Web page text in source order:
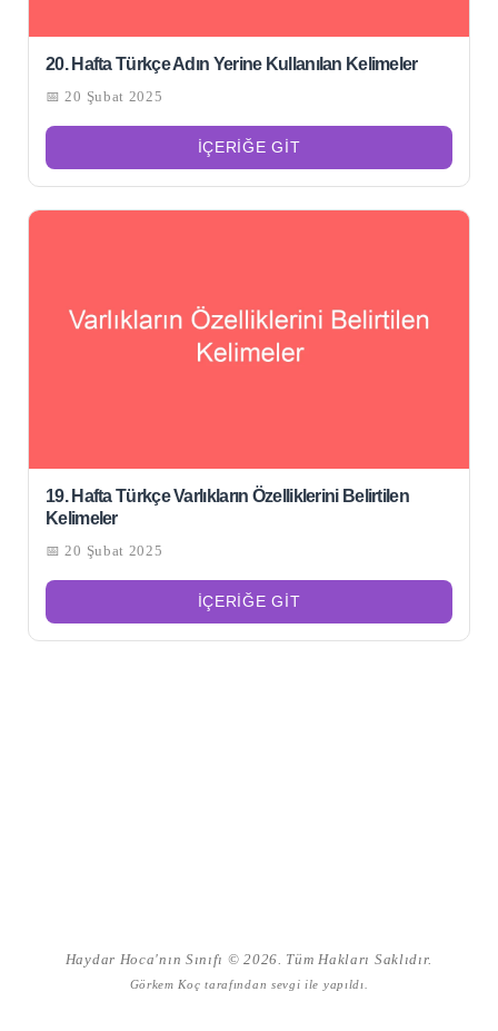
20. Hafta Türkçe Adın Yerine Kullanılan Kelimeler
📅 20 Şubat 2025
İÇERIĞE GIT
19. Hafta Türkçe Varlıkların Özelliklerini Belirtilen
Kelimeler
📅 20 Şubat 2025
İÇERIĞE GIT
Haydar Hoca'nın Sınıfı © 2026. Tüm Hakları Saklıdır.
Görkem Koç tarafından sevgi ile yapıldı.